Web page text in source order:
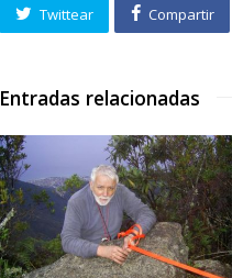
Twittear Compartir
Entradas relacionadas